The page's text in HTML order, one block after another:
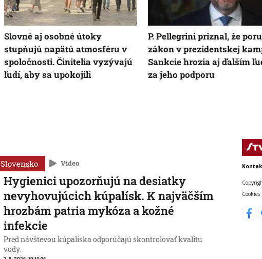
Slovné aj osobné útoky
stupňujú napätú atmosféru v
spoločnosti. Činitelia vyzývajú
ľudí, aby sa upokojili
P. Pellegrini priznal, že
zákon v prezidentskej
Sankcie hrozia aj ďalším
za jeho podporu
Slovensko Video
Hygienici upozorňujú na desiatky
nevyhovujúcich kúpalísk. K najväčším
hrozbám patria mykóza a kožné
infekcie
Pred návštevou kúpaliska odporúčajú skontrolovať kvalitu
vody.
Cookies